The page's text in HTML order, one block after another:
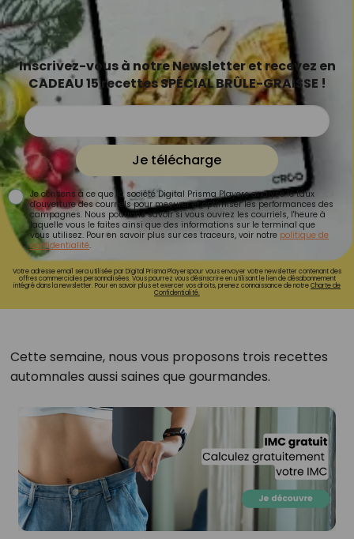
Inscrivez-vous à notre Newsletter et recevez en
CADEAU 15 recettes SPÉCIAL BRÛLE-GRAISSE !
Je télécharge
Je consens à ce que la société Digital Prisma Players analyse le taux
d'ouverture des courriels pour mesurer et optimiser les performances des
campagnes. Nous pourrons savoir si vous ouvrez les courriels, l'heure à
laquelle vous le faites ainsi que des informations sur le terminal que
vous utilisez. Pour en savoir plus sur ces traceurs, voir notre politique de
confidentialité.
Votre adresse email sera utilisée par Digital Prisma Playerspour vous envoyer votre newsletter contenant des
offres commerciales personnalisées. Vous pourrez vous désinscrire en utilisant le lien de désabonnement
intégré dans la newsletter. Pour en savoir plus et exercer vos droits, prenez connaissance de notreCharte de
Confidentialité.
Cette semaine, nous vous proposons trois recettes
automnales aussi saines que gourmandes.